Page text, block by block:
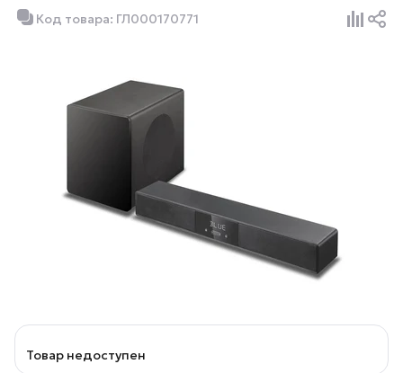
Код товара: ГЛ000170771
Товар недоступен